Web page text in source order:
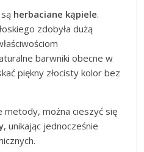
herbaciane kąpiele.
zdobyła dużą
barwniki obecne w
piękny złocisty kolor bez
można cieszyć się
, unikając jednocześnie